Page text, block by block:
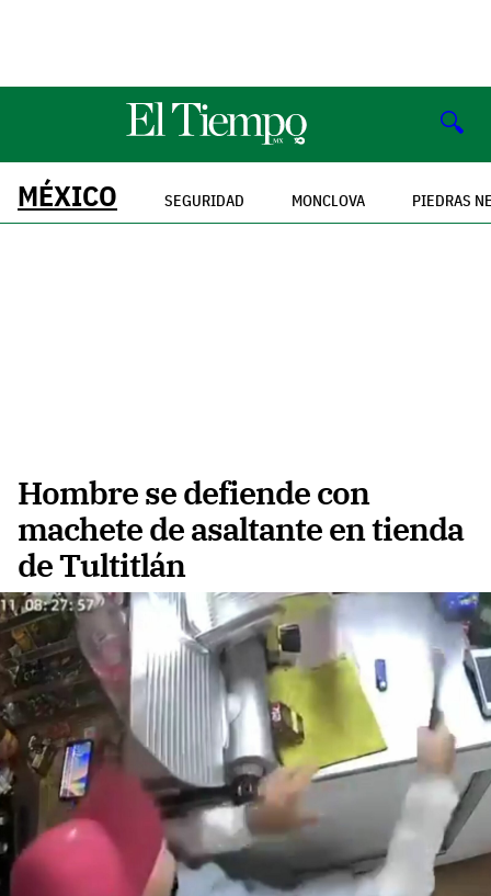
🔍
MÉXICO SEGURIDAD MONCLOVA PIEDRAS
Hombre se defiende con
machete de asaltante en tienda
de Tultitlán